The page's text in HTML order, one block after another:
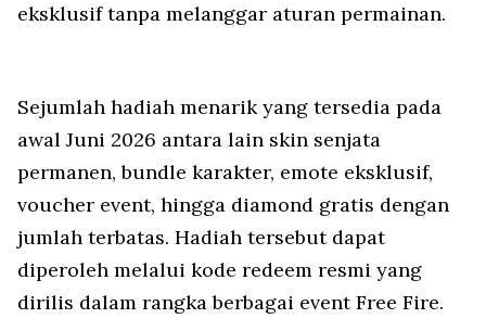
eksklusif tanpa melanggar aturan permainan.
Sejumlah hadiah menarik yang tersedia pada
awal Juni 2026 antara lain skin senjata
permanen, bundle karakter, emote eksklusif,
voucher event, hingga diamond gratis dengan
jumlah terbatas. Hadiah tersebut dapat
diperoleh melalui kode redeem resmi yang
dirilis dalam rangka berbagai event Free Fire.